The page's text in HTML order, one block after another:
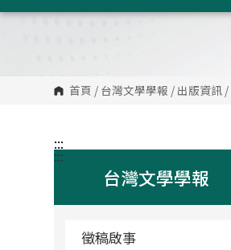
首頁 / 台灣文學學報 / 出版資訊 /
:::
台灣文學學報
徵稿啟事
:::